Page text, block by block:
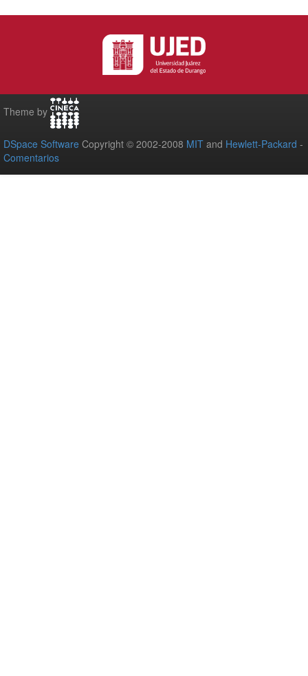
Theme by
DSpace Software Copyright © 2002-2008 MIT and Hewlett-Packard -
Comentarios